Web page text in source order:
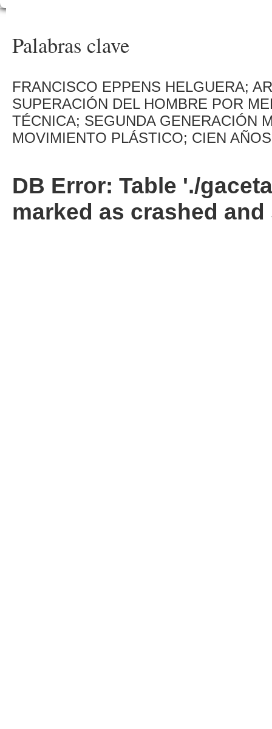
Palabras clave
FRANCISCO EPPENS HELGUERA;
SUPERACIÓN DEL HOMBRE POR
TÉCNICA; SEGUNDA GENERACIÓN
MOVIMIENTO PLÁSTICO; CIEN
DB Error: Table './
marked as crashed